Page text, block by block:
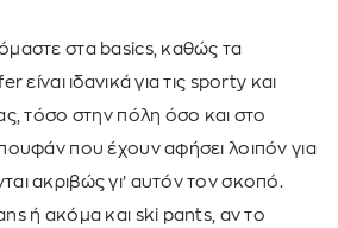
στα basics, καθώς τα
είναι ιδανικά για τις sporty και
τόσο στην πόλη όσο και στο
που έχουν αφήσει λοιπόν για
ακριβώς γι’ αυτόν τον σκοπό.
ή ακόμα και ski pants, αν το